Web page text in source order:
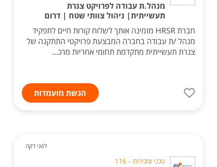
מנהל.ת עבודה לפרויקט צנרת
תעשייתית| ניהול צוותי שטח | דרום
חברת HRSR מזמינה אותך לשלוח קורות חיים לתפקיד
מנהל /ת עבודה בחברה המבצעת פרויקטי התתקנה של
צנרת תעשייתית מתקדמת תחומי אחריות מרכ...
הגשת מועמדות
לפני דקה
טכני ומכירות - 116